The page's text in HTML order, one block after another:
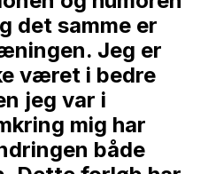
det samme er
Jeg er
været i bedre
jeg var i
mig har
både